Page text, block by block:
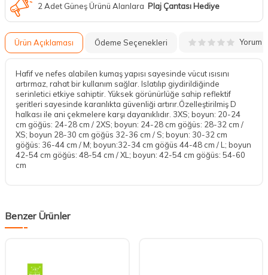
2 Adet Güneş Ürünü Alanlara Plaj Çantası Hediye
Ürün Açıklaması Ödeme Seçenekleri Yorum
Hafif ve nefes alabilen kumaş yapısı sayesinde vücut ısısını
artırmaz, rahat bir kullanım sağlar. Islatılıp giydirildiğinde
serinletici etkiye sahiptir. Yüksek görünürlüğe sahip reflektif
şeritleri sayesinde karanlıkta güvenliği artırır.Özelleştirilmiş D
halkası ile ani çekmelere karşı dayanıklıdır. 3XS; boyun: 20-24
cm göğüs: 24-28 cm / 2XS; boyun: 24-28 cm göğüs: 28-32 cm /
XS; boyun 28-30 cm göğüs 32-36 cm / S; boyun: 30-32 cm
göğüs: 36-44 cm / M; boyun:32-34 cm göğüs 44-48 cm / L; boyun
42-54 cm göğüs: 48-54 cm / XL; boyun: 42-54 cm göğüs: 54-60
cm
Benzer Ürünler